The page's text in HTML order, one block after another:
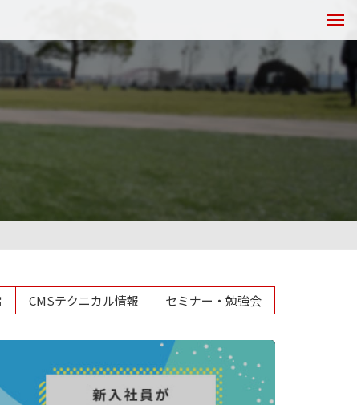
CMSテクニカル情報 セミナー・勉強会